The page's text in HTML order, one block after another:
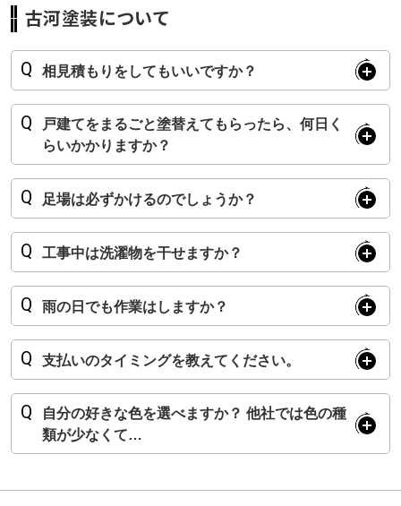
古河塗装について
相見積もりをしてもいいですか？
戸建てをまるごと塗替えてもらったら、何日く
らいかかりますか？
足場は必ずかけるのでしょうか？
工事中は洗濯物を干せますか？
雨の日でも作業はしますか？
支払いのタイミングを教えてください。
自分の好きな色を選べますか？ 他社では色の種
類が少なくて…